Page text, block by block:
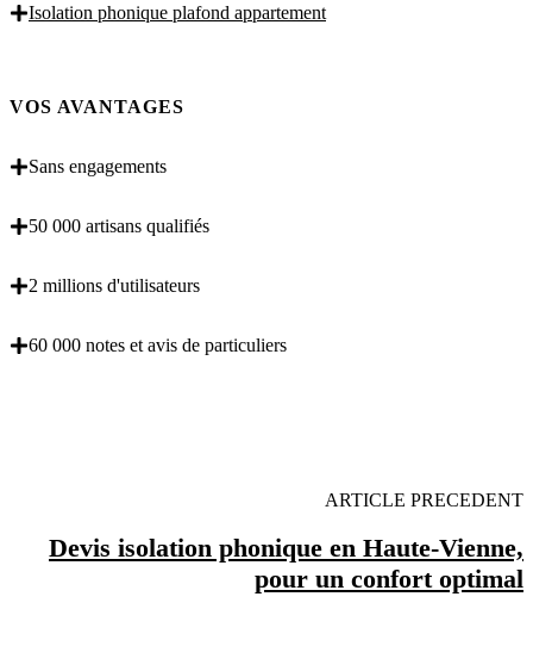
Isolation phonique plafond appartement
VOS AVANTAGES
Sans engagements
50 000 artisans qualifiés
2 millions d'utilisateurs
60 000 notes et avis de particuliers
ARTICLE PRECEDENT
Devis isolation phonique en Haute-Vienne,
pour un confort optimal